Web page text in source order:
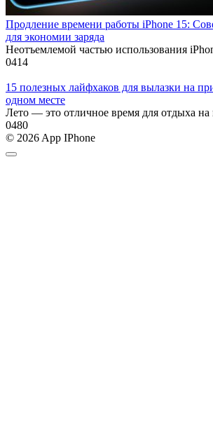
Продление времени работы iPhone 15:
для экономии заряда
Неотъемлемой частью использования
0414
15 полезных лайфхаков для вылазки на
одном месте
Лето — это отличное время для отдыха на
0480
© 2026 App IPhone